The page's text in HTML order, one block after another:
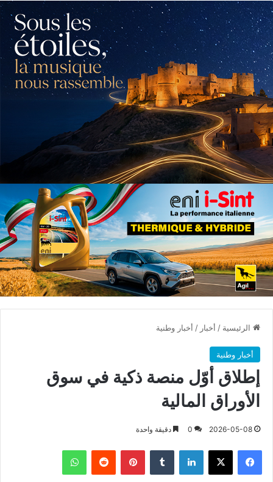
الرئيسية / أخبار / أخبار وطنية
أخبار وطنية
إطلاق أوّل منصة ذكية في سوق
الأوراق المالية
2026-05-08
0 دقيقة واحدة
فيسبوك X لينكدإن بينتيريست واتساب